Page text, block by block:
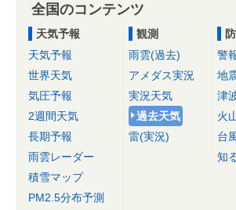
全国のコンテンツ
天気予報
天気予報
世界天気
気圧予報
2週間天気
長期予報
雨雲レーダー
積雪マップ
PM2.5分布予測
観測
雨雲(過去)
アメダス実況
実況天気
過去天気
雷(実況)
警
地
津
火
台
知